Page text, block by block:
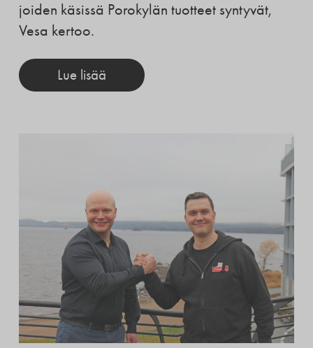
joiden käsissä Porokylän tuotteet syntyvät,
Vesa kertoo.
Lue lisää